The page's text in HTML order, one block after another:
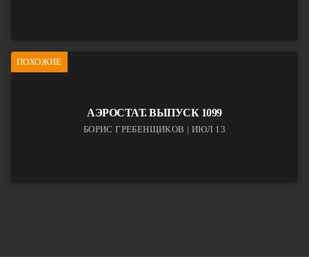
ПОХОЖИЕ
АЭРОСТАТ. ВЫПУСК 1099
БОРИС ГРЕБЕНЩИКОВ | ИЮЛ 13